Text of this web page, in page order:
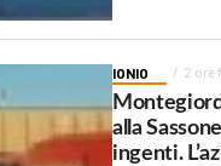
IONIO 2 ore
alla
ingenti.